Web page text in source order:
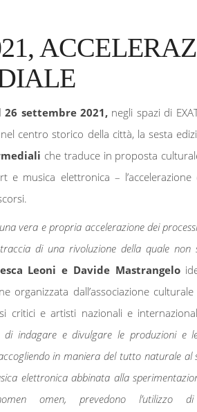
26 settembre 2021, negli spazi di
centro storico della città, la sesta
che traduce in proposta
e musica elettronica –
vera e propria accelerazione dei
di una rivoluzione della quale
Leoni e Davide Mastrangelo
organizzata dall’associazione culturale
critici e artisti nazionali e
indagare e divulgare le produzioni e
in maniera del tutto naturale al
elettronica abbinata alla
omen, prevedono l’utilizzo